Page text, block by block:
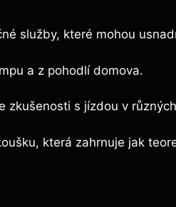
služby, které mohou
a z pohodlí domova.
zkušenosti s jízdou v
která zahrnuje jak